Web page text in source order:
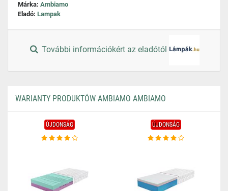
Márka: Ambiamo
Eladó: Lampak
További információkért az eladótól
WARIANTY PRODUKTÓW AMBIAMO AMBIAMO
ÚJDONSÁG ÚJDONSÁG